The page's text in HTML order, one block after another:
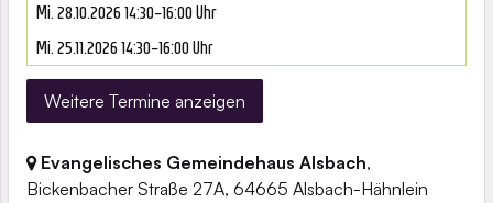
Mi. 28.10.2026 14:30–16:00 Uhr
Mi. 25.11.2026 14:30–16:00 Uhr
Weitere Termine anzeigen
Evangelisches Gemeindehaus Alsbach,
Bickenbacher Straße 27A, 64665 Alsbach-Hähnlein